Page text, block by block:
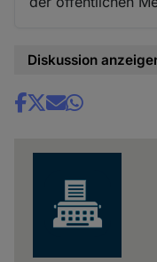
Diskussion
Share